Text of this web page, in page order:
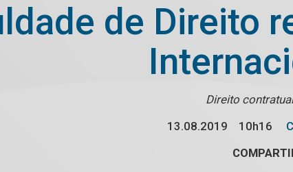
de Direito
Direito
13.08.2019
10h16